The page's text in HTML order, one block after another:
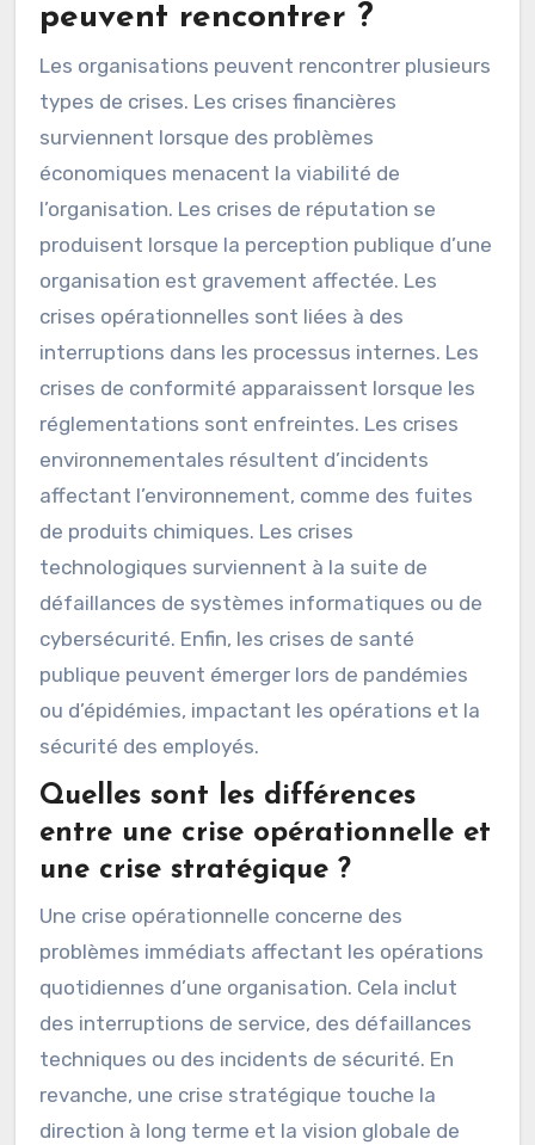
peuvent rencontrer ?
Les organisations peuvent rencontrer plusieurs
types de crises. Les crises financières
surviennent lorsque des problèmes
économiques menacent la viabilité de
l’organisation. Les crises de réputation se
produisent lorsque la perception publique d’une
organisation est gravement affectée. Les
crises opérationnelles sont liées à des
interruptions dans les processus internes. Les
crises de conformité apparaissent lorsque les
réglementations sont enfreintes. Les crises
environnementales résultent d’incidents
affectant l’environnement, comme des fuites
de produits chimiques. Les crises
technologiques surviennent à la suite de
défaillances de systèmes informatiques ou de
cybersécurité. Enfin, les crises de santé
publique peuvent émerger lors de pandémies
ou d’épidémies, impactant les opérations et la
sécurité des employés.
Quelles sont les différences
entre une crise opérationnelle et
une crise stratégique ?
Une crise opérationnelle concerne des
problèmes immédiats affectant les opérations
quotidiennes d’une organisation. Cela inclut
des interruptions de service, des défaillances
techniques ou des incidents de sécurité. En
revanche, une crise stratégique touche la
direction à long terme et la vision globale de